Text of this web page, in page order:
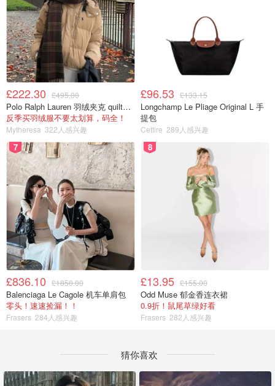
£222.30 £495.00
Polo Ralph Lauren 羽绒夹克 quilted款
反季买羽绒服不要太划算，码全！
Mytheresa 322人感兴趣
£96.53 £133.15
Longchamp Le Pliage Original L 手
提包
Cettire 289人感兴趣
7
£836.10 £1850.00
Balenciaga Le Cagole 机车单肩包
零头！速速捡漏！！
Frasers 284人感兴趣
8
£13.95 £155.00
Odd Muse 郁金香连衣裙
0.9折！鼠尾草绿好看
Frasers 282人感兴趣
猜你喜欢